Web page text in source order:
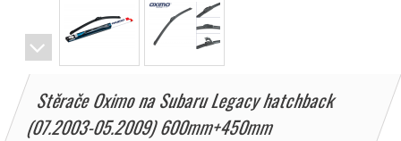
Stěrače Oximo na Subaru Legacy hatchback
(07.2003-05.2009) 600mm+450mm